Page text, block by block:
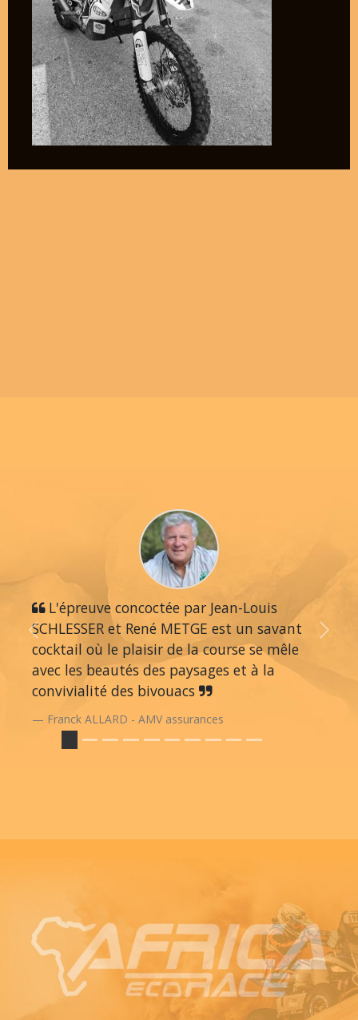
L'épreuve concoctée par Jean-Louis
SCHLESSER et René METGE est un savant
cocktail où le plaisir de la course se mêle
avec les beautés des paysages et à la
convivialité des bivouacs
Franck ALLARD - AMV assurances
Previous Next